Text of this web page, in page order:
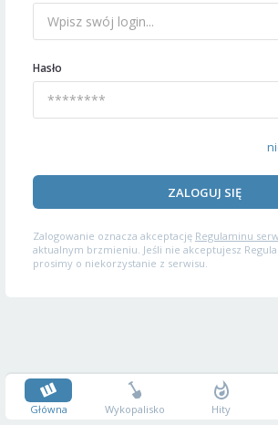
Hasło
ZALOGUJ SIĘ
Zalogowanie oznacza akceptację Regulaminu
aktualnym brzmieniu. Jeśli nie akceptujesz
prosimy o niekorzystanie z serwisu.
Główna Wykopalisko Hity